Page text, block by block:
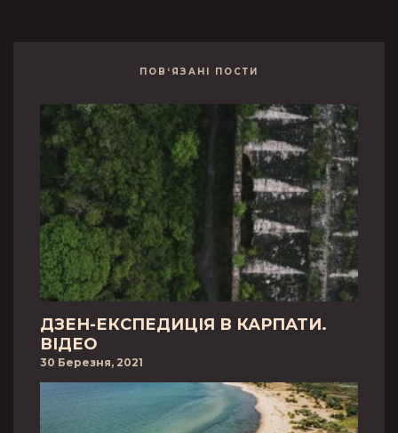
ПОВ‘ЯЗАНІ ПОСТИ
ДЗЕН-ЕКСПЕДИЦІЯ В КАРПАТИ.
ВІДЕО
30 Березня, 2021